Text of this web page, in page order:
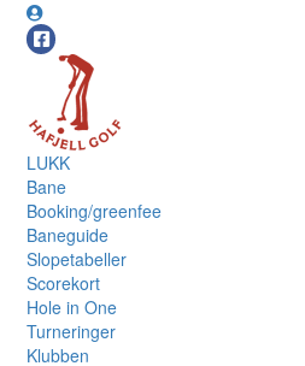
LUKK
Bane
Booking/greenfee
Baneguide
Slopetabeller
Scorekort
Hole in One
Turneringer
Klubben